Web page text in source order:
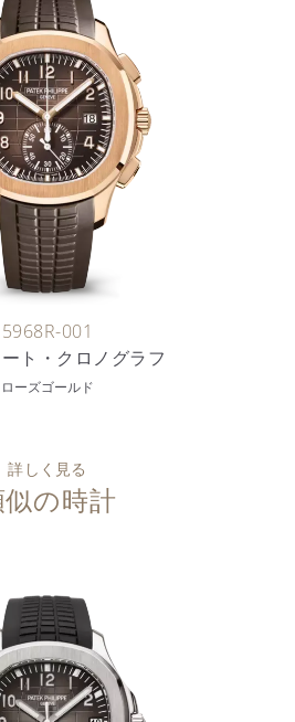
5968R-001
ト・クロノグラフ
ローズゴールド
詳しく見る
似の時計